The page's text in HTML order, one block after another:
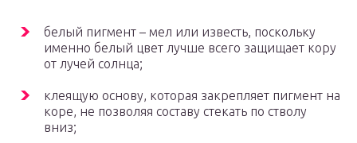
белый пигмент – мел или известь, поскольку
именно белый цвет лучше всего защищает кору
от лучей солнца;
клеящую основу, которая закрепляет пигмент на
коре, не позволяя составу стекать по стволу
вниз;